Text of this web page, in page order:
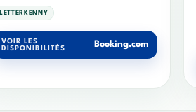
LETTERKENNY
VOIR LES
DISPONIBILITÉS
Booking.com